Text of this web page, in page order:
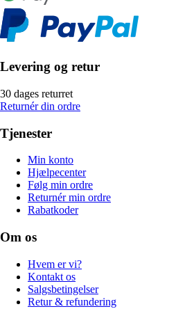
Levering og retur
30 dages returret
Returnér din ordre
Tjenester
Min konto
Hjælpecenter
Følg min ordre
Returnér min ordre
Rabatkoder
Om os
Hvem er vi?
Kontakt os
Salgsbetingelser
Retur & refundering